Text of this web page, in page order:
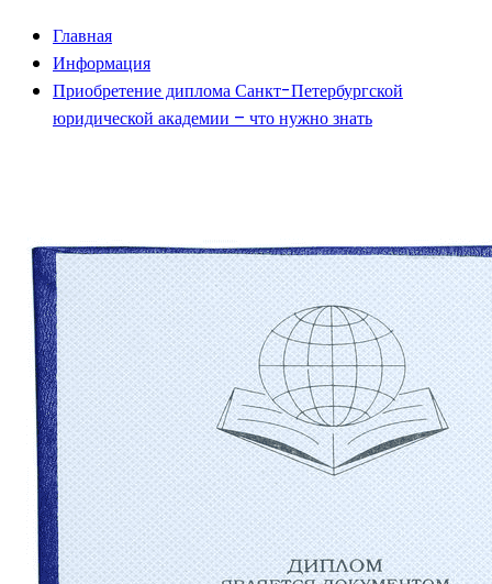
Главная
Информация
Приобретение диплома Санкт-Петербургской
юридической академии – что нужно знать